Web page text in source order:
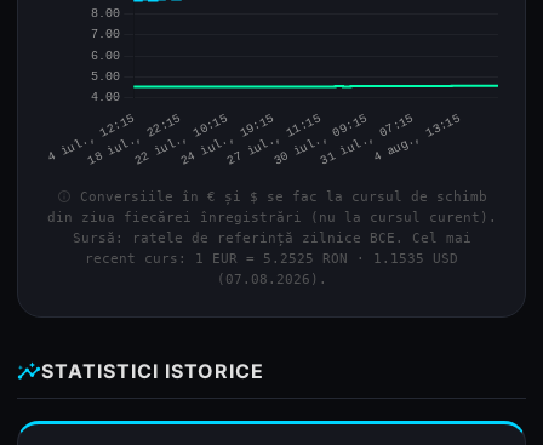
info Conversiile în € și $ se fac la cursul de schimb
din ziua fiecărei înregistrări (nu la cursul curent).
Sursă: ratele de referință zilnice BCE. Cel mai
recent curs: 1 EUR = 5.2525 RON · 1.1535 USD
(07.08.2026).
insightsSTATISTICI ISTORICE